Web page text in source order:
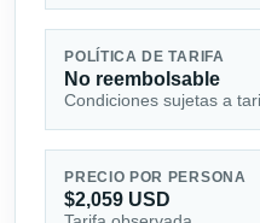
POLÍTICA DE TARIFA
No reembolsable
Condiciones sujetas a
PRECIO POR PERSONA
$2,059 USD